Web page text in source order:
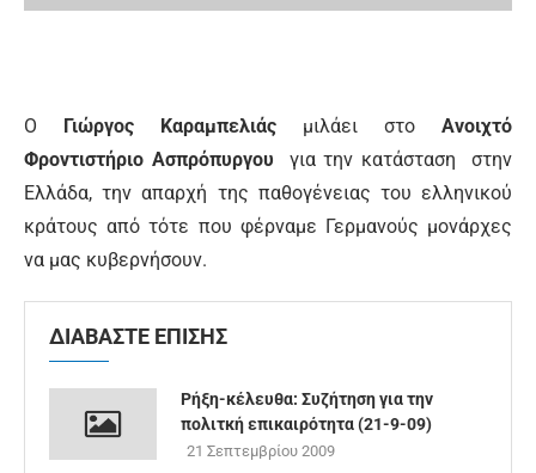
Ο Γιώργος Καραμπελιάς μιλάει στο Ανοιχτό
Φροντιστήριο Ασπρόπυργου για την κατάσταση στην
Ελλάδα, την απαρχή της παθογένειας του ελληνικού
κράτους από τότε που φέρναμε Γερμανούς μονάρχες
να μας κυβερνήσουν.
ΔΙΑΒΑΣΤΕ ΕΠΙΣΗΣ
Ρήξη-κέλευθα: Συζήτηση για την
πολιτκή επικαιρότητα (21-9-09)
21 Σεπτεμβρίου 2009